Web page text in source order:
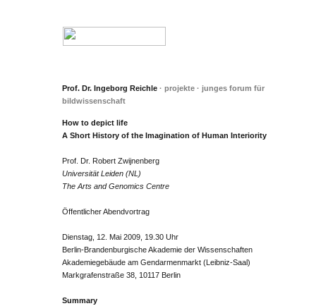
Prof. Dr. Ingeborg Reichle · projekte · junges forum für
bildwissenschaft
How to depict life
A Short History of the Imagination of Human Interiority
Prof. Dr. Robert Zwijnenberg
Universität Leiden (NL)
The Arts and Genomics Centre
Öffentlicher Abendvortrag
Dienstag, 12. Mai 2009, 19.30 Uhr
Berlin-Brandenburgische Akademie der Wissenschaften
Akademiegebäude am Gendarmenmarkt (Leibniz-Saal)
Markgrafenstraße 38, 10117 Berlin
Summary